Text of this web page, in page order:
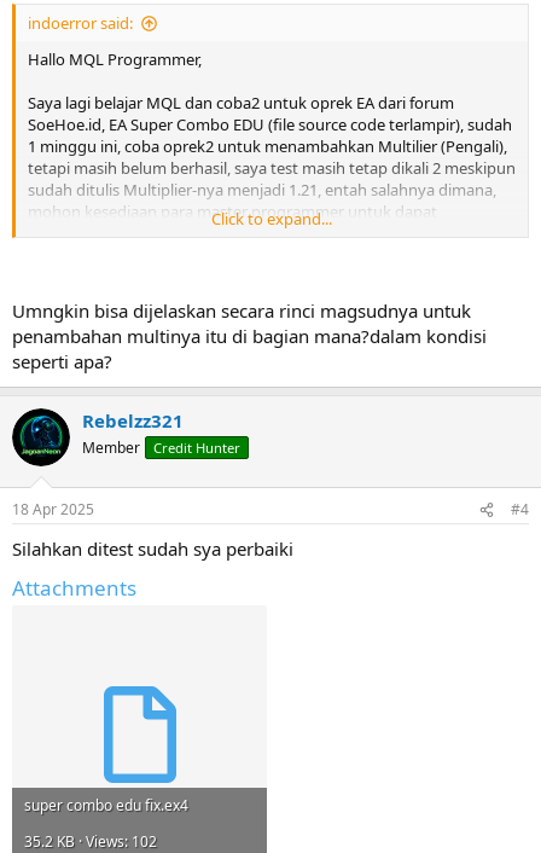
indoerror said:
Hallo MQL Programmer,
Saya lagi belajar MQL dan coba2 untuk oprek EA dari forum
SoeHoe.id, EA Super Combo EDU (file source code terlampir), sudah
1 minggu ini, coba oprek2 untuk menambahkan Multilier (Pengali),
tetapi masih belum berhasil, saya test masih tetap dikali 2 meskipun
sudah ditulis Multiplier-nya menjadi 1.21, entah salahnya dimana,
mohon kesediaan para master programmer untuk dapat
membantu, agar Multiplier ini jalan, mohon bantuannya, terima
Alexander Saputra
Click to expand...
Umngkin bisa dijelaskan secara rinci magsudnya untuk
penambahan multinya itu di bagian mana?dalam kondisi
seperti apa?
Rebelzz321
Member Credit Hunter
18 Apr 2025 #4
Silahkan ditest sudah sya perbaiki
Attachments
super combo edu fix.ex4
35.2 KB · Views: 102